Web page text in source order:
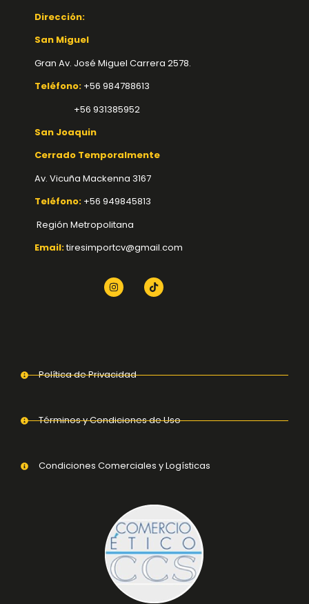
Dirección:
San Miguel
Gran Av. José Miguel Carrera 2578.
Teléfono: +56 984788613
+56 931385952
San Joaquin
Cerrado Temporalmente
Av. Vicuña Mackenna 3167
Teléfono: +56 949845813
Región Metropolitana
Email:tiresimportcv@gmail.com
Política de Privacidad
Términos y Condiciones de Uso
Condiciones Comerciales y Logísticas